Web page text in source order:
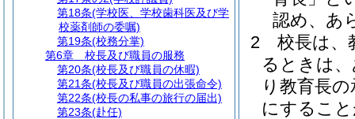
認め、あ
2
校長は、
るときは
り教育長
にするこ
第18条(学校医、学校歯科医及び学
校薬剤師の委嘱)
第19条(校務分掌)
第6章
校長及び職員の服務
第20条(校長及び職員の休暇)
第21条(校長及び職員の出張命令)
第22条(校長の私事の旅行の届出)
第23条(赴任)